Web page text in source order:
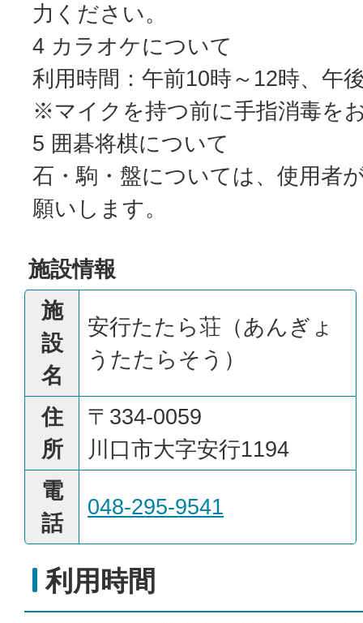
力ください。
4 カラオケについて
利用時間：午前10時～12時、午
※マイクを持つ前に手指消毒を
5 囲碁将棋について
石・駒・盤については、使用者
願いします。
施設情報
施
設
名
安行たたら荘（あんぎょ
うたたらそう）
住
所
〒334-0059
川口市大字安行1194
電
話
048-295-9541
利用時間